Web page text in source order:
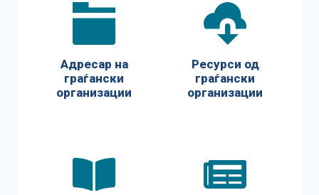
Адресар на
граѓански
организации
Ресурси од
граѓански
организации